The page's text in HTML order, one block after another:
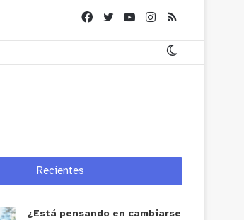
Recientes
¿Está pensando en cambiarse